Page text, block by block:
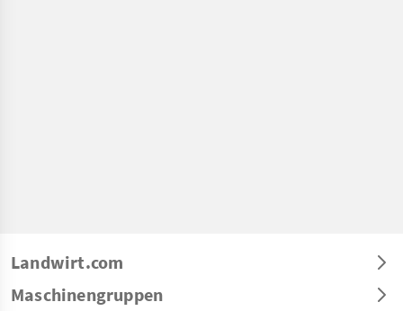
Landwirt.com
Maschinengruppen